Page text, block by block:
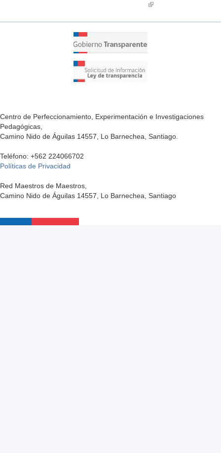
(link
external)
(link
external)
9 Conejos de pascua10 Canasta de pascua (pincha en
la imagen)11 Zanahoria
external)(link
external)
Centro de Perfeccionamiento, Experimentación e Investigaciones
Pedagógicas,
Camino Nido de Águilas 14557, Lo Barnechea, Santiago.
Teléfono: +562 224066702
Políticas de Privacidad
Red Maestros de Maestros,
Camino Nido de Águilas 14557, Lo Barnechea, Santiago